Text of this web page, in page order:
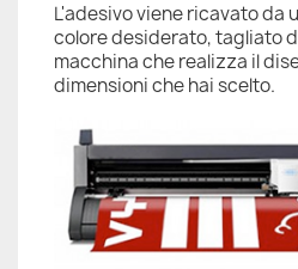
L'adesivo viene ricavato da
colore desiderato, tagliato
macchina che realizza il
dimensioni che hai scelto.